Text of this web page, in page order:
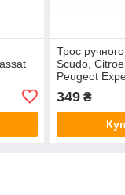
Трос
Scudo,
Peugeot
349₴